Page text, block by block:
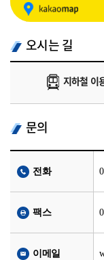
오시는 길
지하철 이
문의
전화
팩스
이메일